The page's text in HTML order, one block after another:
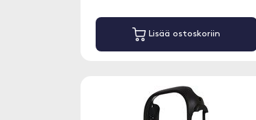
Lisää ostoskoriin